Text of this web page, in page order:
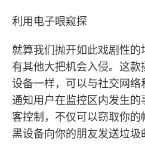
利用电子眼窥探
就算我们抛开如此戏剧性
有其他大把机会入侵。这
设备一样，可以与社交网络
通知用户在监控区内发生
客控制，不仅可以窃取你
黑设备向你的朋友发送垃圾